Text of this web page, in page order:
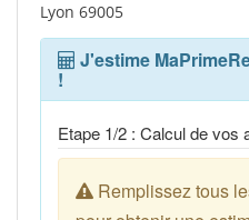
Lyon 69005